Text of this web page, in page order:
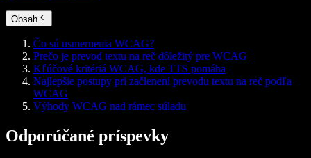
Obsah
Čo sú usmernenia WCAG?
Prečo je prevod textu na reč dôležitý pre WCAG
Kľúčové kritériá WCAG, kde TTS pomáha
Najlepšie postupy pri začlenení prevodu textu na reč podľa
WCAG
Výhody WCAG nad rámec súladu
Odporúčané príspevky